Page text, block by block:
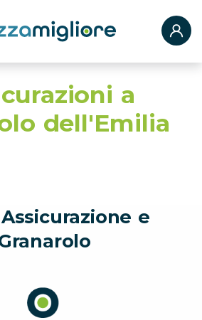
a
dell'Emilia
e